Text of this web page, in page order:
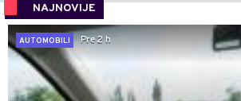
NAJNOVIJE
AUTOMOBILI
Pre 2 h